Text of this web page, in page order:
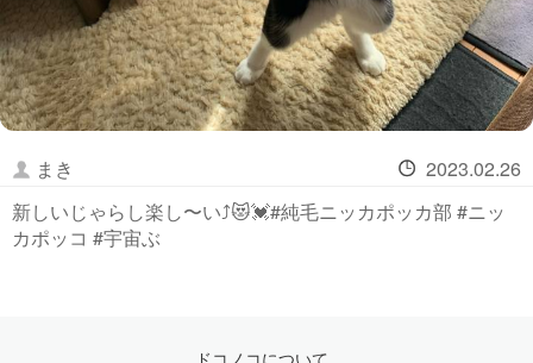
まき
2023.02.26
新しいじゃらし楽し〜い⤴️😻💓#純毛ニッカポッカ部 #ニッ
カポッコ #宇宙ぶ